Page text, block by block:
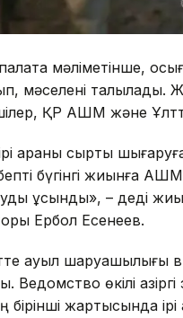
мәліметінше,
мәселені талқылады.
ҚР АШМ және
қараны сыртқы
бүгінгі жиынға
ұсындық», – деді
Ербол Есенеев.
ауыл шаруашылығы
Ведомство өкілі
жартысында